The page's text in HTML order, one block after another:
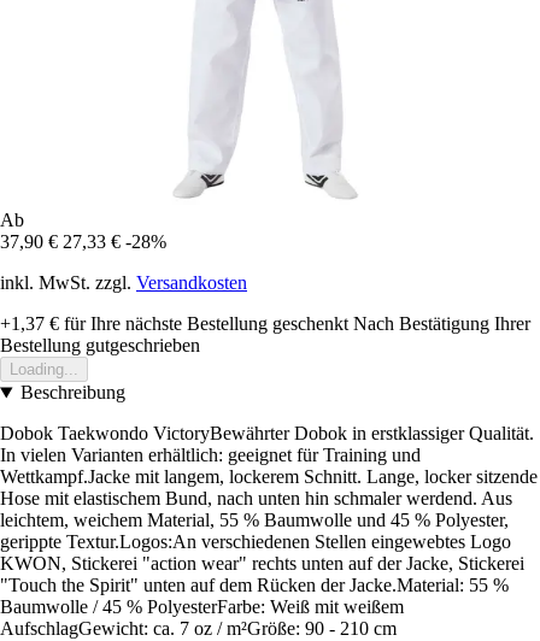
Ab
37,90 € 27,33 € -28%
inkl. MwSt. zzgl. Versandkosten
+1,37 € für Ihre nächste Bestellung geschenkt Nach Bestätigung Ihrer
Bestellung gutgeschrieben
Loading...
Beschreibung
Dobok Taekwondo VictoryBewährter Dobok in erstklassiger Qualität.
In vielen Varianten erhältlich: geeignet für Training und
Wettkampf.Jacke mit langem, lockerem Schnitt. Lange, locker sitzende
Hose mit elastischem Bund, nach unten hin schmaler werdend. Aus
leichtem, weichem Material, 55 % Baumwolle und 45 % Polyester,
gerippte Textur.Logos:An verschiedenen Stellen eingewebtes Logo
KWON, Stickerei "action wear" rechts unten auf der Jacke, Stickerei
"Touch the Spirit" unten auf dem Rücken der Jacke.Material: 55 %
Baumwolle / 45 % PolyesterFarbe: Weiß mit weißem
AufschlagGewicht: ca. 7 oz / m²Größe: 90 - 210 cm